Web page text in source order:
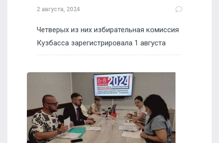
2 августа, 2024
Четверых из них избирательная комиссия
Кузбасса зарегистрировала 1 августа